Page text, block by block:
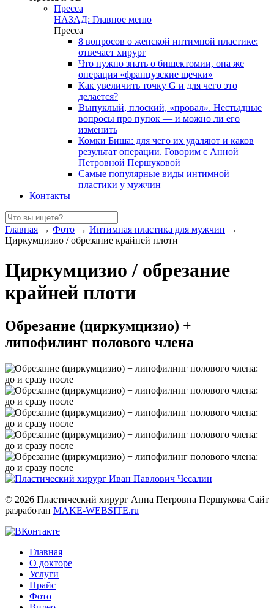
Пресса
НАЗАД: Главное меню
Пресса
8 вопросов о женской интимной пластике:
отвечает хирург
Что нужно знать о бишектомии, она же
операция «французские щечки»
Как увеличить точку G и для чего это
делается?
Выпуклый, плоский, «провал». Нестыдные
вопросы про пупок — и можно ли его
изменить
Комки Биша: для чего их удаляют и каков
результат операции. Говорим с Анной
Петровной Першуковой
Самые популярные виды интимной
пластики у мужчин
Контакты
Главная → Фото → Интимная пластика для мужчин →
Циркумцизио / обрезание крайней плоти
Циркумцизио / обрезание
крайней плоти
Обрезание (циркумцизио) +
липофилинг полового члена
© 2026 Пластический хирург Анна Петровна Першукова Сайт
разработан MAKE-WEBSITE.ru
Главная
О докторе
Услуги
Прайс
Фото